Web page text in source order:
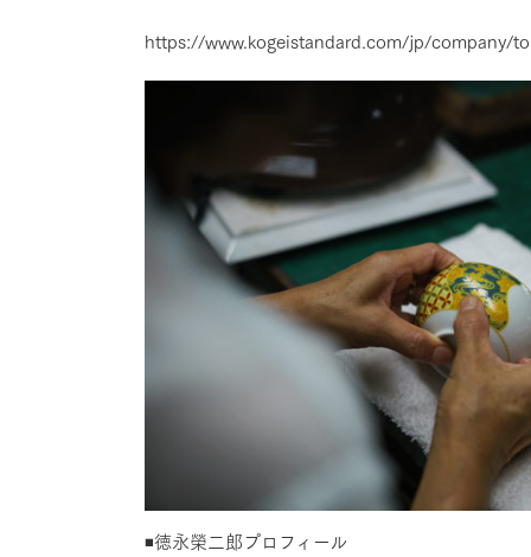
https://www.kogeistandard.com/jp/company/
◾️徳永榮二郎プロフィール